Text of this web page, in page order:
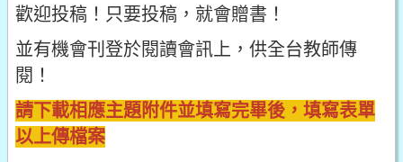
歡迎投稿！只要投稿，就會贈書！
並有機會刊登於閱讀會訊上，供全台教師傳
閱！
請下載相應主題附件並填寫完畢後，填寫表單
以上傳檔案